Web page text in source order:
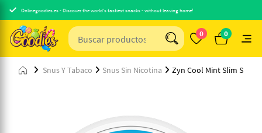
Onlinegoodies.es - Discover the world's tastiest snacks - without leaving home!
0 0
Snus Y Tabaco Snus Sin Nicotina Zyn Cool Mint Slim S4